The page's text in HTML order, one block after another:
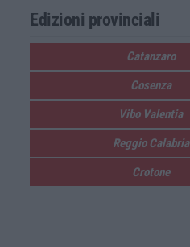
Edizioni provinciali
Catanzaro
Cosenza
Vibo Valentia
Reggio Calabria
Crotone